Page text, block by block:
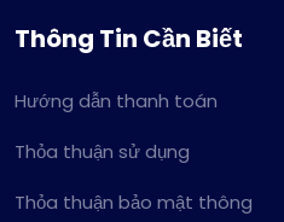
Thông Tin Cần Biết
Hướng dẫn thanh toán
Thỏa thuận sử dụng
Thỏa thuận bảo mật thông